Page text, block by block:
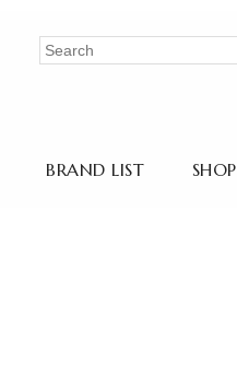
BRAND LIST SHOP